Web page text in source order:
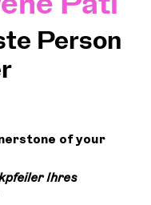
Person
of your
Ihres
Orchester und Musiker